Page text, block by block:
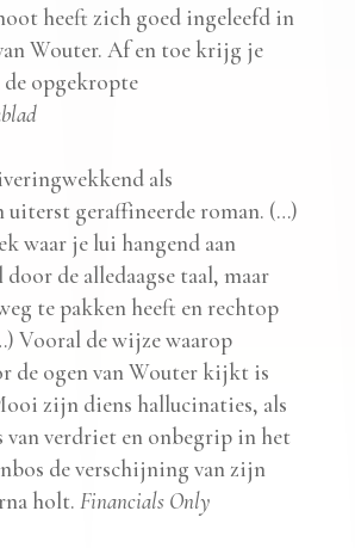
heeft zich goed ingeleefd in
Wouter. Af en toe krijg je
opgekropte
als
uiterst geraffineerde roman. (…)
waar je lui hangend aan
de alledaagse taal, maar
te pakken heeft en rechtop
Vooral de wijze waarop
de ogen van Wouter kijkt is
zijn diens hallucinaties, als
van verdriet en onbegrip in het
de verschijning van zijn
holt. Financials Only